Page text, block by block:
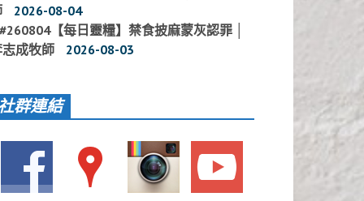
2026-08-04
#260804【每日靈糧】禁食披麻蒙灰認罪 │
成牧師
2026-08-03
群連結